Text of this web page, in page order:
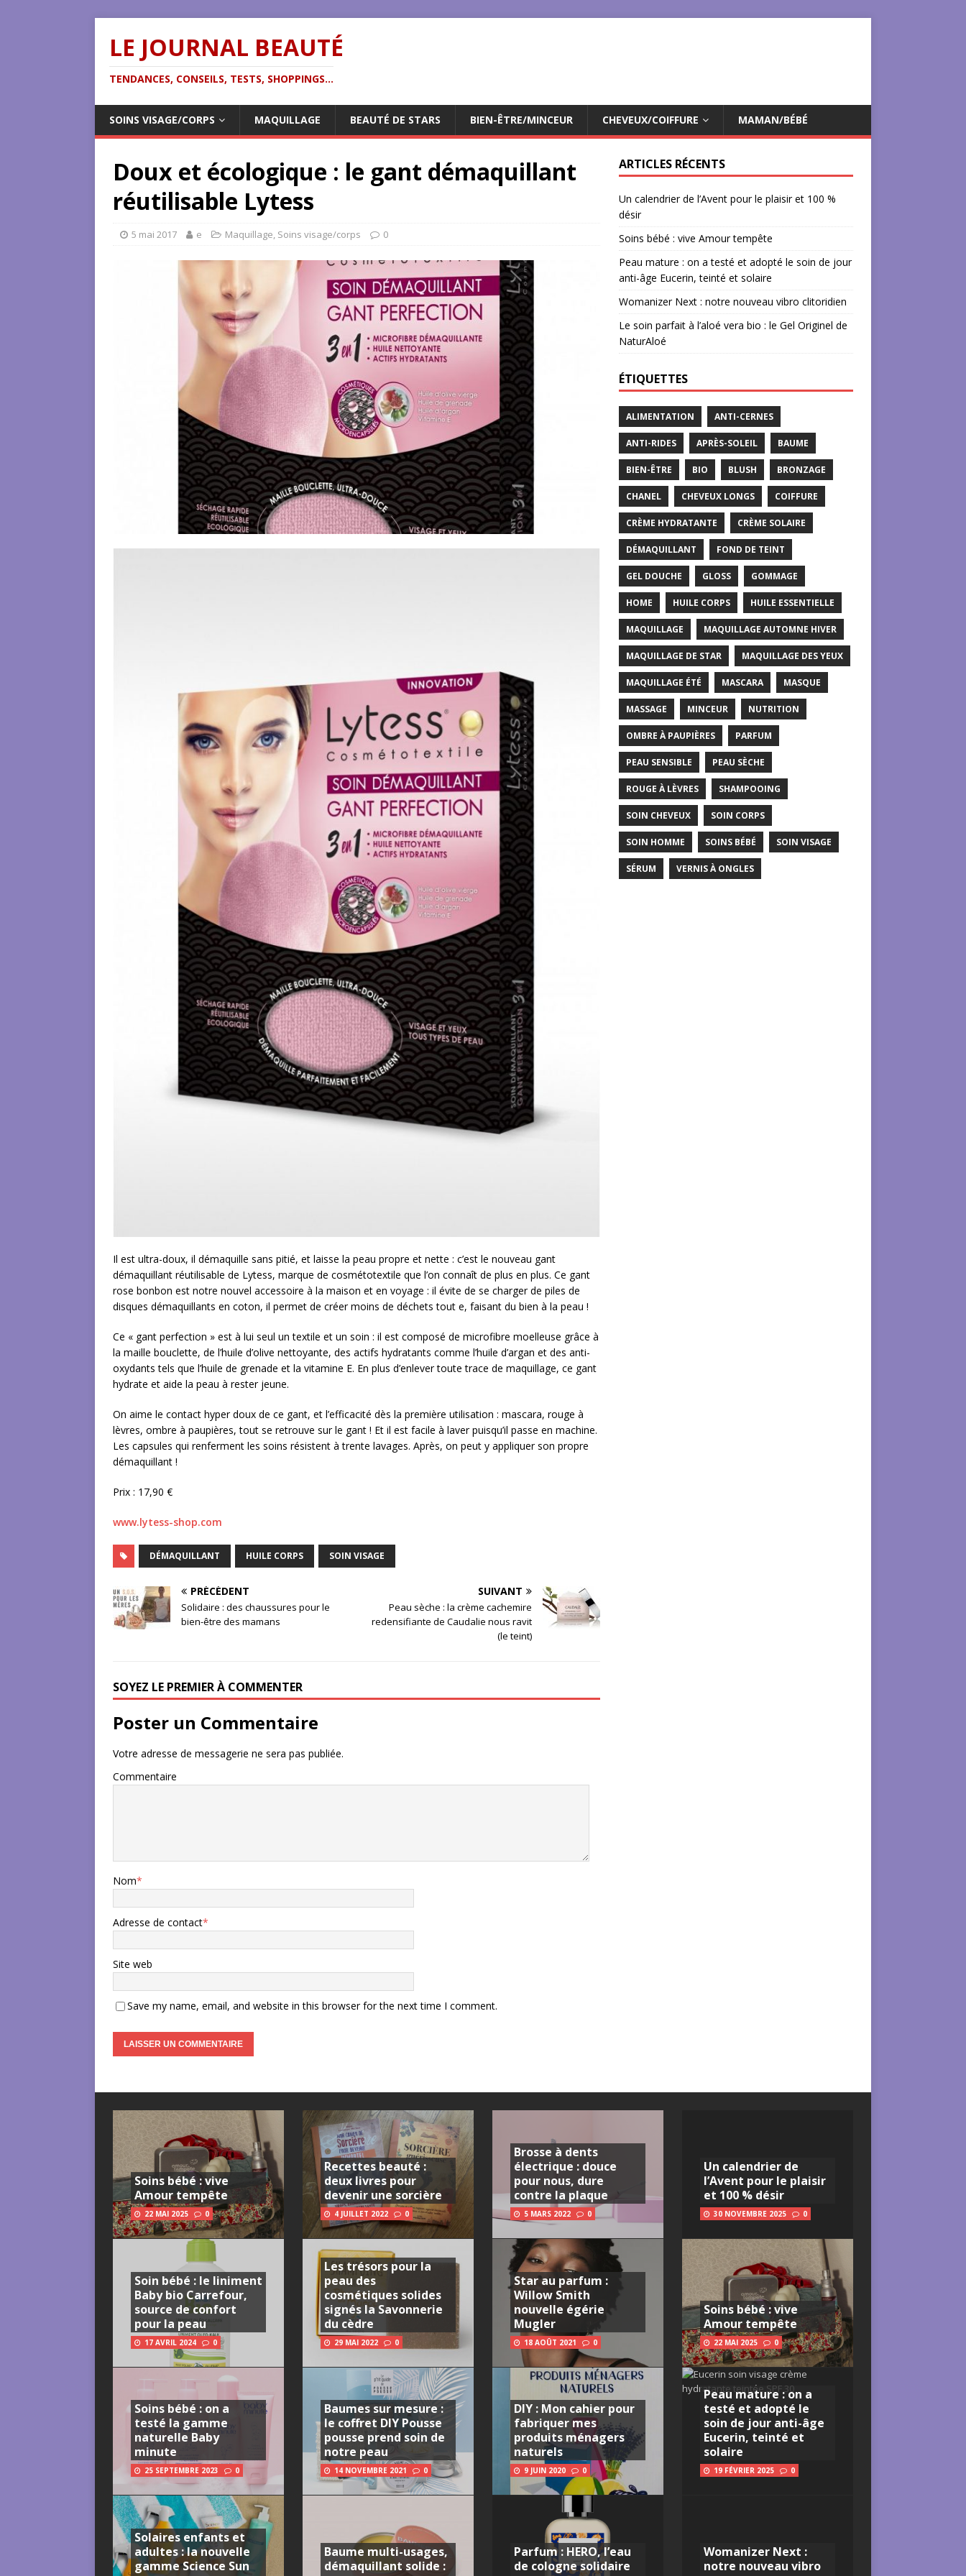
LE JOURNAL BEAUTÉ
TENDANCES, CONSEILS, TESTS, SHOPPINGS...
SOINS VISAGE/CORPS MAQUILLAGE BEAUTÉ DE STARS BIEN-ÊTRE/MINCEUR CHEVEUX/COIFFURE MAMAN/BÉBÉ
Doux et écologique : le gant démaquillant
réutilisable Lytess
5 mai 2017 e Maquillage, Soins visage/corps 0
Il est ultra-doux, il démaquille sans pitié, et laisse la peau propre et nette : c’est le nouveau gant
démaquillant réutilisable de Lytess, marque de cosmétotextile que l’on connaît de plus en plus. Ce gant
rose bonbon est notre nouvel accessoire à la maison et en voyage : il évite de se charger de piles de
disques démaquillants en coton, il permet de créer moins de déchets tout e, faisant du bien à la peau !
Ce « gant perfection » est à lui seul un textile et un soin : il est composé de microfibre moelleuse grâce à
la maille bouclette, de l’huile d’olive nettoyante, des actifs hydratants comme l’huile d’argan et des anti-
oxydants tels que l’huile de grenade et la vitamine E. En plus d’enlever toute trace de maquillage, ce gant
hydrate et aide la peau à rester jeune.
On aime le contact hyper doux de ce gant, et l’efficacité dès la première utilisation : mascara, rouge à
lèvres, ombre à paupières, tout se retrouve sur le gant ! Et il est facile à laver puisqu’il passe en machine.
Les capsules qui renferment les soins résistent à trente lavages. Après, on peut y appliquer son propre
démaquillant !
Prix : 17,90 €
www.lytess-shop.com
DÉMAQUILLANT HUILE CORPS SOIN VISAGE
PRÉCÉDENT
Solidaire : des chaussures pour le
bien-être des mamans
SUIVANT
Peau sèche : la crème cachemire
redensifiante de Caudalie nous ravit
(le teint)
SOYEZ LE PREMIER À COMMENTER
Poster un Commentaire
Votre adresse de messagerie ne sera pas publiée.
Commentaire
Nom*
Adresse de contact*
Site web
Save my name, email, and website in this browser for the next time I comment.
ARTICLES RÉCENTS
Un calendrier de l’Avent pour le plaisir et 100 %
désir
Soins bébé : vive Amour tempête
Peau mature : on a testé et adopté le soin de jour
anti-âge Eucerin, teinté et solaire
Womanizer Next : notre nouveau vibro clitoridien
Le soin parfait à l’aloé vera bio : le Gel Originel de
NaturAloé
ÉTIQUETTES
ALIMENTATION ANTI-CERNES
ANTI-RIDES APRÈS-SOLEIL BAUME
BIEN-ÊTRE BIO BLUSH BRONZAGE
CHANEL CHEVEUX LONGS COIFFURE
CRÈME HYDRATANTE CRÈME SOLAIRE
DÉMAQUILLANT FOND DE TEINT
GEL DOUCHE GLOSS GOMMAGE
HOME HUILE CORPS HUILE ESSENTIELLE
MAQUILLAGE MAQUILLAGE AUTOMNE HIVER
MAQUILLAGE DE STAR MAQUILLAGE DES YEUX
MAQUILLAGE ÉTÉ MASCARA MASQUE
MASSAGE MINCEUR NUTRITION
OMBRE À PAUPIÈRES PARFUM
PEAU SENSIBLE PEAU SÈCHE
ROUGE À LÈVRES SHAMPOOING
SOIN CHEVEUX SOIN CORPS
SOIN HOMME SOINS BÉBÉ SOIN VISAGE
SÉRUM VERNIS À ONGLES
Soins bébé : vive
Amour tempête
22 MAI 2025 0
Soin bébé : le liniment
Baby bio Carrefour,
source de confort
pour la peau
17 AVRIL 2024 0
Soins bébé : on a
testé la gamme
naturelle Baby
minute
25 SEPTEMBRE 2023 0
Solaires enfants et
adultes : la nouvelle
gamme Science Sun
Recettes beauté :
deux livres pour
devenir une sorcière
4 JUILLET 2022 0
Les trésors pour la
peau des
cosmétiques solides
signés la Savonnerie
du cèdre
29 MAI 2022 0
Baumes sur mesure :
le coffret DIY Pousse
pousse prend soin de
notre peau
14 NOVEMBRE 2021 0
Baume multi-usages,
démaquillant solide :
Brosse à dents
électrique : douce
pour nous, dure
contre la plaque
5 MARS 2022 0
Star au parfum :
Willow Smith
nouvelle égérie
Mugler
18 AOÛT 2021 0
DIY : Mon cahier pour
fabriquer mes
produits ménagers
naturels
9 JUIN 2020 0
Parfum : HERO, l’eau
de cologne solidaire
Un calendrier de
l’Avent pour le plaisir
et 100 % désir
30 NOVEMBRE 2025 0
Soins bébé : vive
Amour tempête
22 MAI 2025 0
Peau mature : on a
testé et adopté le
soin de jour anti-âge
Eucerin, teinté et
solaire
19 FÉVRIER 2025 0
Womanizer Next :
notre nouveau vibro